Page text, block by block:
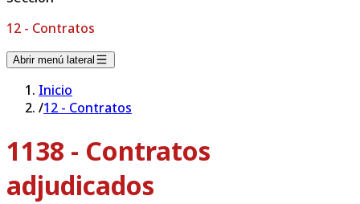
12 - Contratos
Abrir menú lateral
Inicio
/12 - Contratos
1138 - Contratos
adjudicados